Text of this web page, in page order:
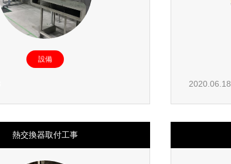
設備
2020.06.18
熱交換器取付工事